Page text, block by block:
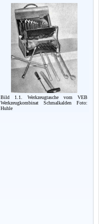
Bild 1.1. Werkzeugtasche vom VEB
Werkzeugkombinat Schmalkalden Foto:
Huhle